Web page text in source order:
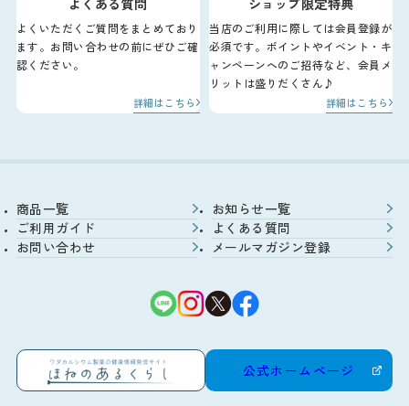
よくある質問
よくいただくご質問をまとめており
ます。お問い合わせの前にぜひご確
認ください。
詳細はこちら
ショップ限定特典
当店のご利用に際しては会員登録が
必須です。ポイントやイベント・キ
ャンペーンへのご招待など、会員メ
リットは盛りだくさん♪
詳細はこちら
商品一覧
お知らせ一覧
ご利用ガイド
よくある質問
お問い合わせ
メールマガジン登録
公式ホームページ